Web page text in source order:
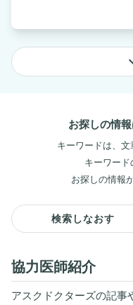
お探しの情
キーワードは、文
キーワード
お探しの情報
検索しなおす
協力医師紹介
アスクドクターズの記事